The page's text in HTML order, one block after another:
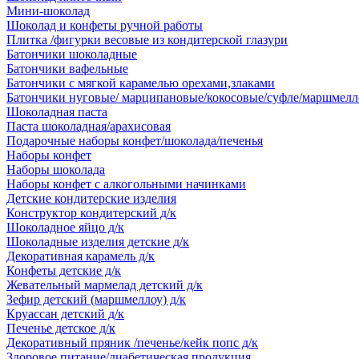
Мини-шоколад
Шоколад и конфеты ручной работы
Плитка /фигурки весовые из кондитерской глазури
Батончики шоколадные
Батончики вафельные
Батончики с мягкой карамелью орехами,злаками
Батончики нуговые/ марципановые/кокосовые/суфле/
Шоколадная паста
Паста шоколадная/арахисовая
Подарочные наборы конфет/шоколада/печенья
Наборы конфет
Наборы шоколада
Наборы конфет с алкогольными начинками
Детские кондитерские изделия
Конструктор кондитерский д/к
Шоколадное яйцо д/к
Шоколадные изделия детские д/к
Декоративная карамель д/к
Конфеты детские д/к
Жевательный мармелад детский д/к
Зефир детский (маршмеллоу) д/к
Круассан детский д/к
Печенье детское д/к
Декоративный пряник /печенье/кейк попс д/к